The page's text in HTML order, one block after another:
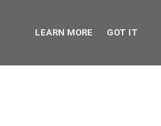
LEARN MORE GOT IT